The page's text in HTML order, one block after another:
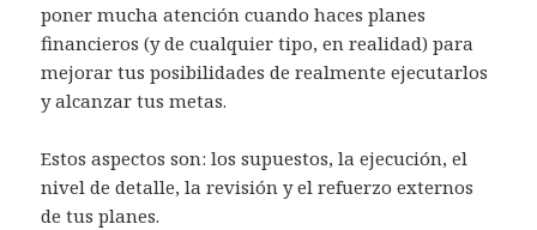
poner mucha atención cuando haces planes
financieros (y de cualquier tipo, en realidad) para
mejorar tus posibilidades de realmente ejecutarlos
y alcanzar tus metas.
Estos aspectos son: los supuestos, la ejecución, el
nivel de detalle, la revisión y el refuerzo externos
de tus planes.